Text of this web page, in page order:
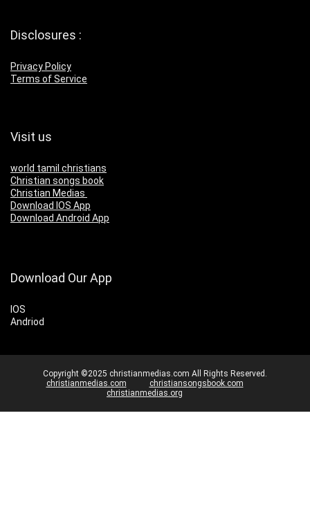
Disclosures :
Privacy Policy
Terms of Service
Visit us
world tamil christians
Christian songs book
Christian Medias
Download IOS App
Download Android App
Download Our App
IOS
Andriod
Copyright ©2025 christianmedias.com All Rights Reserved.
christianmedias.com
christiansongsbook.com
christianmedias.org